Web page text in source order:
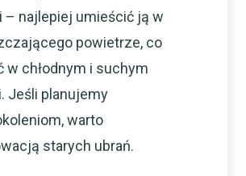
najlepiej umieścić ją w
powietrze, co
chłodnym i suchym
Jeśli planujemy
warto
starych ubrań.